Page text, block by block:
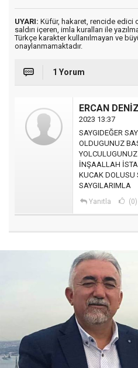
UYARI: Küfür, hakaret, rencide edici
saldırı içeren, imla kuralları ile
Türkçe karakter kullanılmayan ve
onaylanmamaktadır.
1 Yorum
ERCAN
2023 13:37
SAYGIDEĞER
OLDUGUNUZ
İNŞAALLAH
KUCAK DOLUSU
SAYGILARIMLA
Yanıtla (0)